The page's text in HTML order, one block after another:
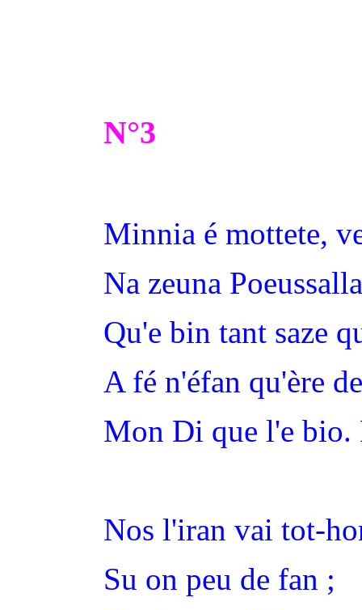
N°3
Minnia é mottete,
Na zeuna
Qu'e bin tant saze
A fé n'éfan qu'ère
Mon Di que l'e bio.
Nos l'iran vai tot-
Su on peu de fan ;